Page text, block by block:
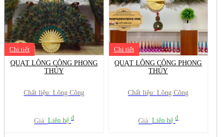
Chi tiết
QUẠT LÔNG CÔNG PHONG
THỦY
Chất liệu: Lông Công
Giá: Liên hệ đ
Chi tiết
QUẠT LÔNG CÔNG PHONG
THỦY
Chất liệu: Lông Công
Giá:Liên hệđ